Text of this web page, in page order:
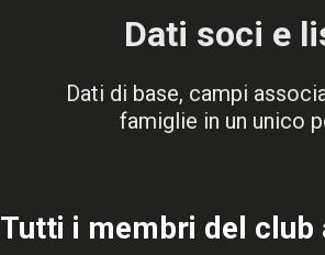
Dati soci e
Dati di base, campi
famiglie in un unico
Tutti i membri del club